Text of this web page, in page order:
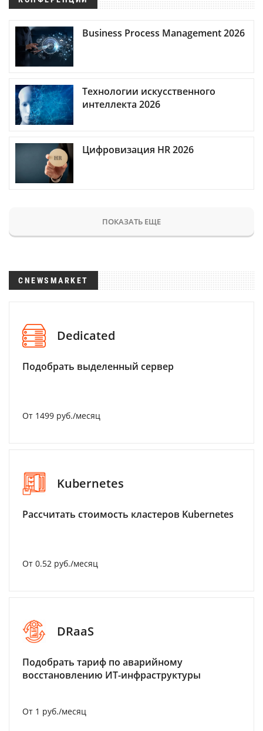
Business Process Management 2026
Технологии искусственного
интеллекта 2026
Цифровизация HR 2026
ПОКАЗАТЬ ЕЩЕ
CNEWSMARKET
Dedicated
Подобрать выделенный сервер
От 1499 руб./месяц
Kubernetes
Рассчитать стоимость кластеров Kubernetes
От 0.52 руб./месяц
DRaaS
Подобрать тариф по аварийному
восстановлению ИТ-инфраструктуры
От 1 руб./месяц